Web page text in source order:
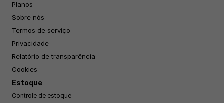
Planos
Sobre nós
Termos de serviço
Privacidade
Relatório de transparência
Cookies
Estoque
Controle de estoque